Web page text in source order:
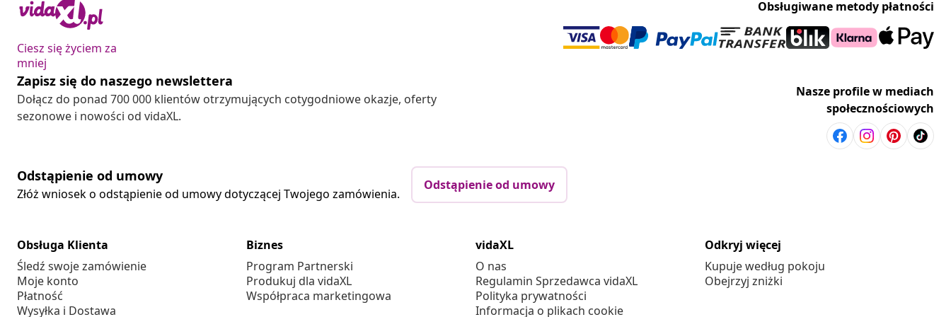
Ciesz się życiem za
mniej
Obsługiwane metody płatności
Zapisz się do naszego newslettera
Dołącz do ponad 700 000 klientów otrzymujących cotygodniowe okazje, oferty
sezonowe i nowości od vidaXL.
Nasze profile w mediach
społecznościowych
Odstąpienie od umowy
Złóż wniosek o odstąpienie od umowy dotyczącej Twojego zamówienia.
Odstąpienie od umowy
Obsługa Klienta
Śledź swoje zamówienie
Moje konto
Płatność
Wysyłka i Dostawa
Biznes
Program Partnerski
Produkuj dla vidaXL
Współpraca marketingowa
vidaXL
O nas
Regulamin Sprzedawca vidaXL
Polityka prywatności
Informacja o plikach cookie
Odkryj więcej
Kupuje według pokoju
Obejrzyj zniżki